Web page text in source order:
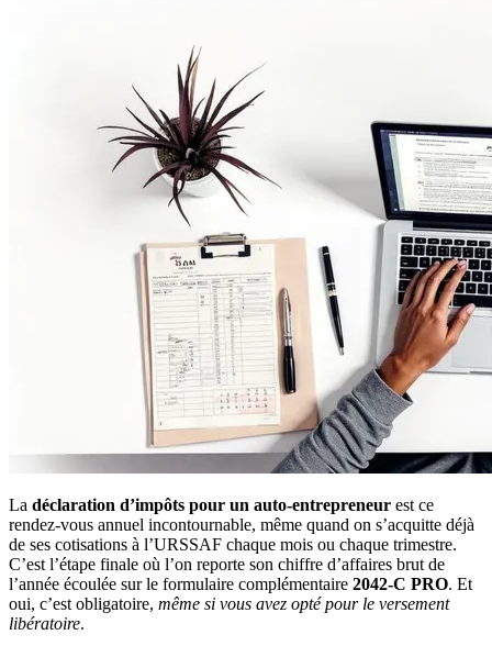
La déclaration d’impôts pour un auto-entrepreneur est ce
rendez-vous annuel incontournable, même quand on s’acquitte déjà
de ses cotisations à l’URSSAF chaque mois ou chaque trimestre.
C’est l’étape finale où l’on reporte son chiffre d’affaires brut de
l’année écoulée sur le formulaire complémentaire 2042-C PRO. Et
oui, c’est obligatoire, même si vous avez opté pour le versement
libératoire.